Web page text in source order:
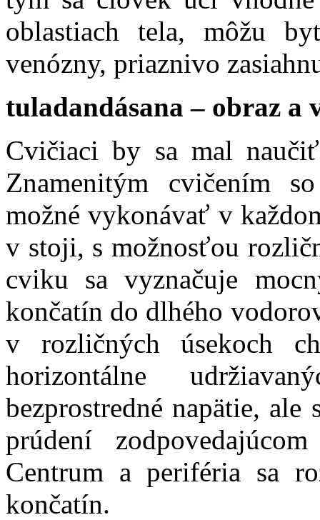
oblastiach tela, môžu
venózny, priaznivo
tuladandásana – obraz a
Cvičiaci by sa mal
Znamenitým cvičením
možné vykonávať v
v stoji, s možnosťou
cviku sa vyznačuje
končatín do dlhého
v rozličných úsekoch
horizontálne
bezprostredné napätie, ale
prúdení
Centrum a periféria sa
končatín.